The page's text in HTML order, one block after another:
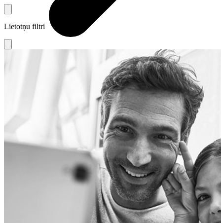
Austiņas
Audiosistēmas
Brīvroku sistēmas
Mikrofoni un skaņu pultis
Nomaksas līgums
Planšetes
Lietotņu filtri